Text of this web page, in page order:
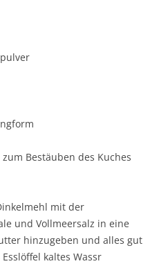
Bestäuben des Kuches
mit der
und Vollmeersalz in eine
hinzugeben und alles gut
kaltes Wassr